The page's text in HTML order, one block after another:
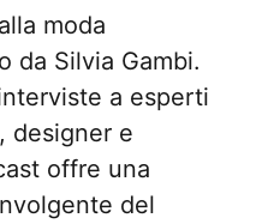
moda
da Silvia Gambi.
a esperti
designer e
offre una
del